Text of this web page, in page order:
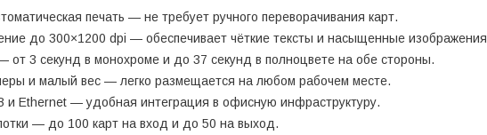
печать — не требует ручного переворачивания карт.
до 300×1200 dpi — обеспечивает чёткие тексты и насыщенные
от 3 секунд в монохроме и до 37 секунд в полноцвете на обе стороны.
и малый вес — легко размещается на любом рабочем месте.
и Ethernet — удобная интеграция в офисную инфраструктуру.
— до 100 карт на вход и до 50 на выход.